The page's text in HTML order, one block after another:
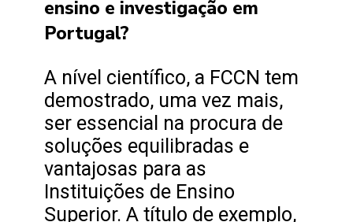
ensino e investigação em
Portugal?
A nível científico, a FCCN tem
demostrado, uma vez mais,
ser essencial na procura de
soluções equilibradas e
vantajosas para as
Instituições de Ensino
Superior. A título de exemplo,